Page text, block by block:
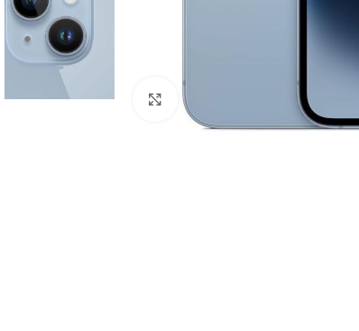
Click to enlarge